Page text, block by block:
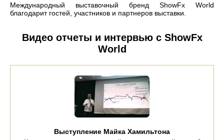
Международный выставочный бренд ShowFx World
благодарит гостей, участников и партнеров выставки.
Видео отчеты и интервью с ShowFx
World
Выступление Майка Хамильтона